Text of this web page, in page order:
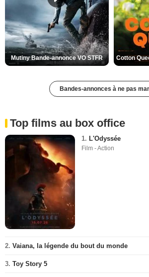
Mutiny Bande-annonce VO STFR
Bandes-annonces à ne pas
Top films au box office
1. L'Odyssée
Film - Action
2. Vaiana, la légende du bout du monde
3. Toy Story 5